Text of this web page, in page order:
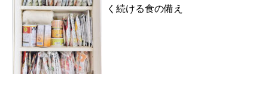
く続ける食の備え